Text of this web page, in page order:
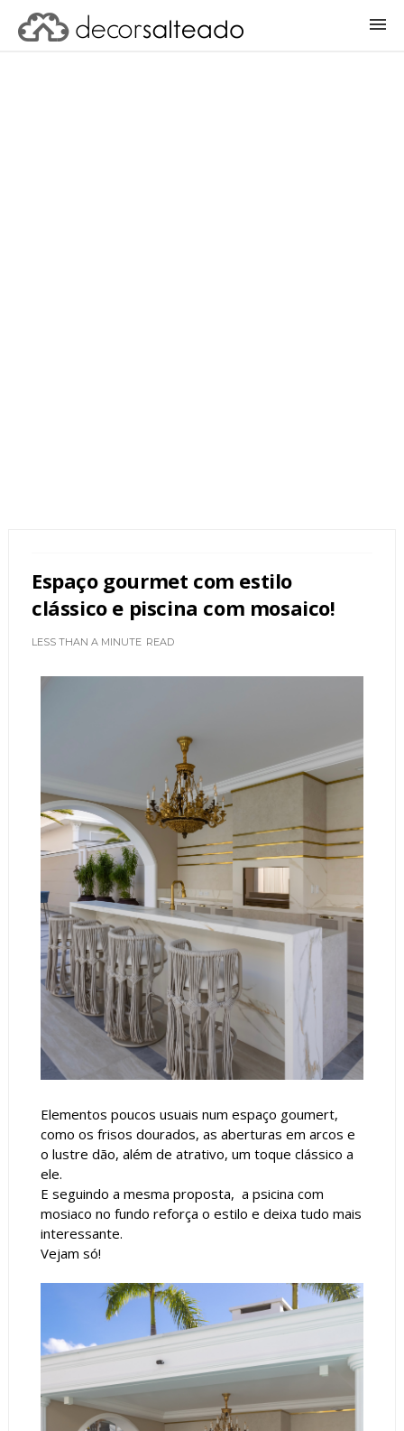
Espaço gourmet com estilo
clássico e piscina com mosaico!
LESS THAN A MINUTE READ
Elementos poucos usuais num espaço goumert,
como os frisos dourados, as aberturas em arcos e
o lustre dão, além de atrativo, um toque clássico a
ele.
E seguindo a mesma proposta, a psicina com
mosiaco no fundo reforça o estilo e deixa tudo mais
interessante.
Vejam só!